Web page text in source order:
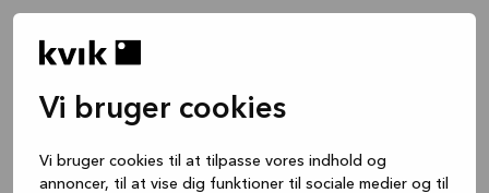
Vi bruger cookies
Vi bruger cookies til at tilpasse vores indhold og
annoncer, til at vise dig funktioner til sociale medier og til